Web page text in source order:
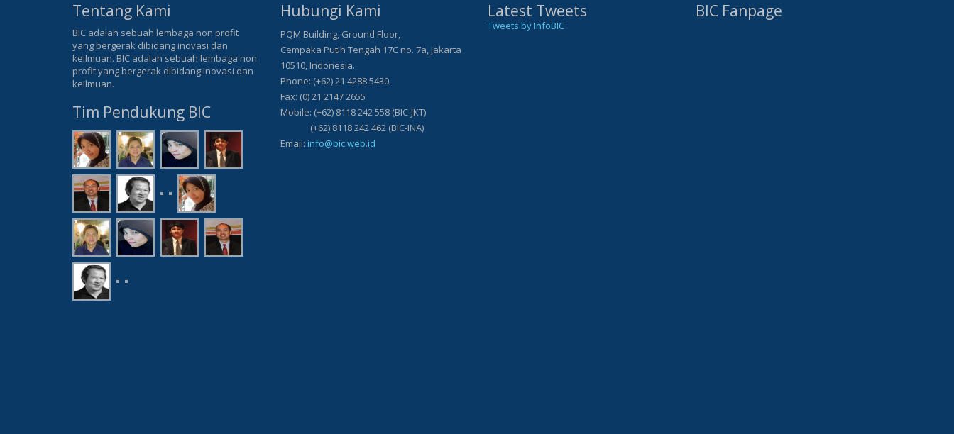
Tentang Kami
BIC adalah sebuah lembaga non profit
yang bergerak dibidang inovasi dan
keilmuan. BIC adalah sebuah lembaga non
profit yang bergerak dibidang inovasi dan
keilmuan.
Tim Pendukung BIC
Hubungi Kami
PQM Building, Ground Floor,
Cempaka Putih Tengah 17C no. 7a, Jakarta
10510, Indonesia.
Phone: (+62) 21 4288 5430
Fax: (0) 21 2147 2655
Mobile: (+62) 8118 242 558 (BIC-JKT)
(+62) 8118 242 462 (BIC-INA)
Email: info@bic.web.id
Latest Tweets
Tweets by InfoBIC
BIC Fanpage